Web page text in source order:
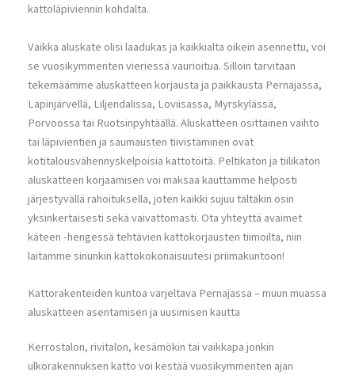
kattoläpiviennin kohdalta.
Vaikka aluskate olisi laadukas ja kaikkialta oikein asennettu, voi
se vuosikymmenten vieriessä vaurioitua. Silloin tarvitaan
tekemäämme aluskatteen korjausta ja paikkausta Pernajassa,
Lapinjärvellä, Liljendalissa, Loviisassa, Myrskylässä,
Porvoossa tai Ruotsinpyhtäällä. Aluskatteen osittainen vaihto
tai läpivientien ja saumausten tiivistäminen ovat
kotitalousvähennyskelpoisia kattotöitä. Peltikaton ja tiilikaton
aluskatteen korjaamisen voi maksaa kauttamme helposti
järjestyvällä rahoituksella, joten kaikki sujuu tältäkin osin
yksinkertaisesti sekä vaivattomasti. Ota yhteyttä avaimet
käteen -hengessä tehtävien kattokorjausten tiimoilta, niin
laitamme sinunkin kattokokonaisuutesi priimakuntoon!
Kattorakenteiden kuntoa varjeltava Pernajassa – muun muassa
aluskatteen asentamisen ja uusimisen kautta
Kerrostalon, rivitalon, kesämökin tai vaikkapa jonkin
ulkorakennuksen katto voi kestää vuosikymmenten ajan